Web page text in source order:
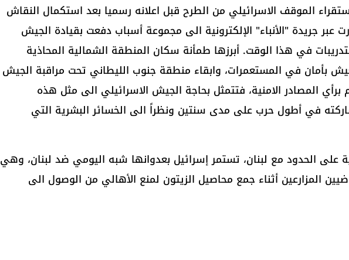
الموقف الاسرائيلي من الطرح قبل اعلانه رسميا بعد استكمال النقاش
عبر جريدة "الأنباء" الإلكترونية الى مجموعة أسباب دفعت بقيادة الجيش
في هذا الوقت. أبرزها طمأنة سكان المنطقة الشمالية المحاذية
بأمان في المستعمرات، وابقاء منطقة جنوب الليطاني تحت مراقبة الجيش
برأي المصادر الامنية، فتتمثل بحاجة الجيش الاسرائيلي الى مثل هذه
في أطول حرب على مدى سنتين ونظراً الى الخسائر البشرية التي
على الحدود مع لبنان، تستمر إسرائيل بعدوانها شبه اليومي ضد لبنان، وهي
المزارعين أثناء جمع محاصيل الزيتون لمنع الأهالي من الوصول الى